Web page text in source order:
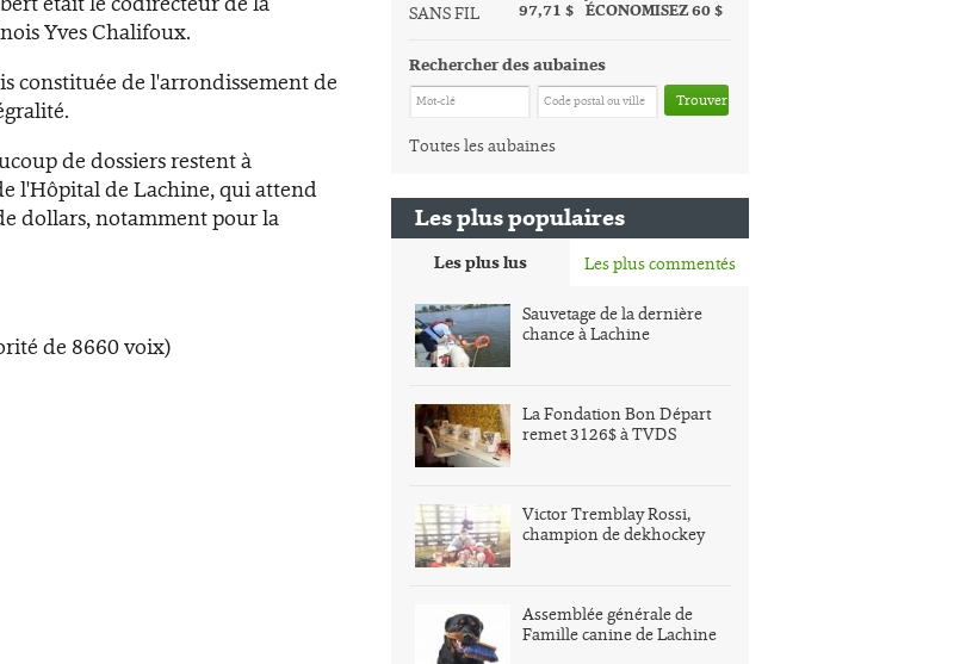
Yves Chalifoux.
constituée de l'arrondissement de
de dossiers restent à
l'Hôpital de Lachine, qui attend
dollars, notamment pour la
de 8660 voix)
97,71 $ ÉCONOMISEZ 60 $
Rechercher des aubaines
Trouver
Toutes les aubaines
Les plus populaires
Les plus lus Les plus commentés
Sauvetage de la dernière
chance à Lachine
La Fondation Bon Départ
remet 3126$ à TVDS
Victor Tremblay Rossi,
champion de dekhockey
Assemblée générale de
Famille canine de Lachine